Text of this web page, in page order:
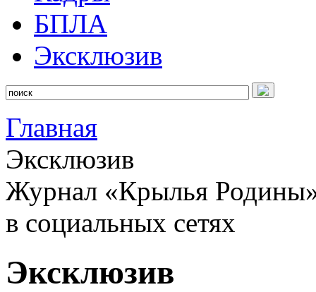
БПЛА
Эксклюзив
Главная
Эксклюзив
Журнал «Крылья
в социальных сетях
Эксклюзив